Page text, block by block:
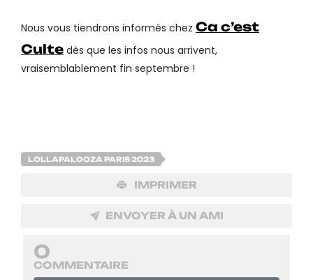
Nous vous tiendrons informés chez Ca c’est
Culte dès que les infos nous arrivent,
vraisemblablement fin septembre !
LOLLAPALOOZA PARIS 2023
IMPRIMER
ENVOYER À UN AMI
0
COMMENTAIRE